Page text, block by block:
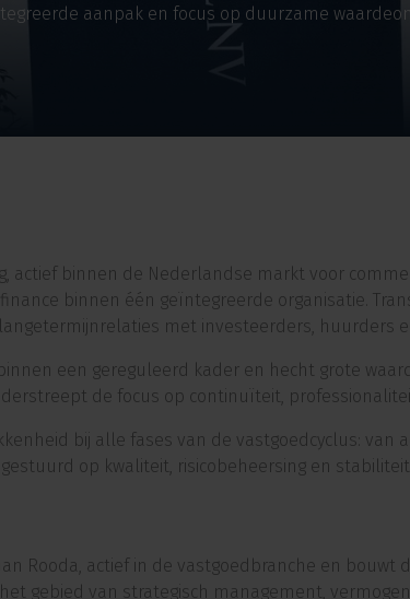
aanpak en focus op duurzame
actief binnen de Nederlandse markt voor
binnen één geïntegreerde organisatie.
met investeerders, huurders
een gereguleerd kader en hecht grote
de focus op continuïteit,
bij alle fases van de vastgoedcyclus:
op kwaliteit, risicobeheersing en
Rooda, actief in de vastgoedbranche en
gebied van strategisch management,